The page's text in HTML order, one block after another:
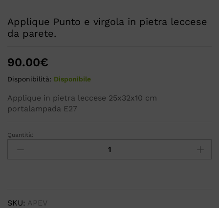
Applique Punto e virgola in pietra leccese
da parete.
90.00€
Disponibilità: Disponibile
Applique in pietra leccese 25x32x10 cm
portalampada E27
Quantità:
SKU: APEV